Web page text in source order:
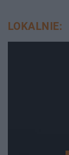
LOKALNIE: